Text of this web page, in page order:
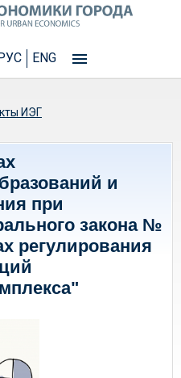
ENG
ИЭГ
и
при
закона №
регулирования